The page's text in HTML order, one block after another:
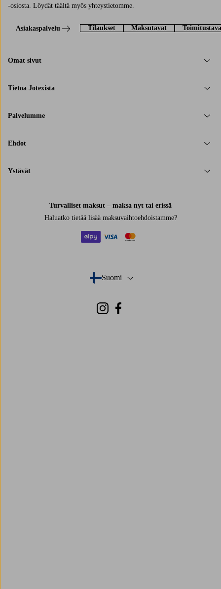
-osiosta. Löydät täältä myös yhteystietomme.
Asiakaspalvelu Tilaukset Maksutavat
Omat sivut
Tietoa Jotexista
Palvelumme
Ehdot
Ystävät
Turvalliset maksut – maksa nyt tai erissä
Haluatko tietää lisää maksuvaihtoehdoistamme?
Suomi
- Valitse maa